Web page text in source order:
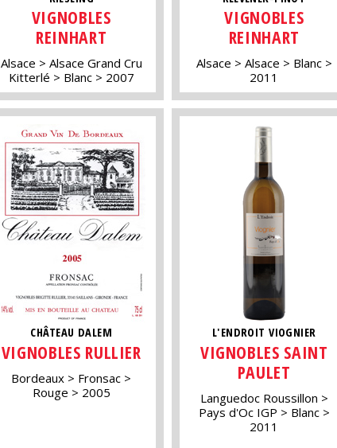
VIGNOBLES
REINHART
Alsace
Alsace Grand Cru
Kitterlé
Blanc 2007
VIGNOBLES
REINHART
Alsace Alsace
Blanc
2011
CHÂTEAU DALEM
VIGNOBLES RULLIER
Bordeaux
Fronsac
Rouge
2005
L'ENDROIT VIOGNIER
VIGNOBLES SAINT
PAULET
Languedoc Roussillon
Pays d'Oc IGP
Blanc
2011